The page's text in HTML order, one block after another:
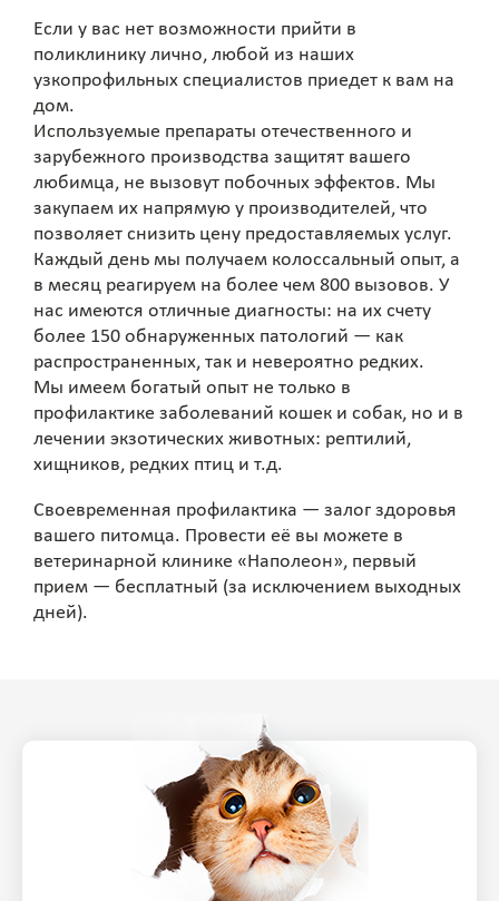
Если у вас нет возможности прийти в
поликлинику лично, любой из наших
узкопрофильных специалистов приедет к вам на
дом.
Используемые препараты отечественного и
зарубежного производства защитят вашего
любимца, не вызовут побочных эффектов. Мы
закупаем их напрямую у производителей, что
позволяет снизить цену предоставляемых услуг.
Каждый день мы получаем колоссальный опыт, а
в месяц реагируем на более чем 800 вызовов. У
нас имеются отличные диагносты: на их счету
более 150 обнаруженных патологий — как
распространенных, так и невероятно редких.
Мы имеем богатый опыт не только в
профилактике заболеваний кошек и собак, но и в
лечении экзотических животных: рептилий,
хищников, редких птиц и т.д.
Своевременная профилактика — залог здоровья
вашего питомца. Провести её вы можете в
ветеринарной клинике «Наполеон», первый
прием — бесплатный (за исключением выходных
дней).